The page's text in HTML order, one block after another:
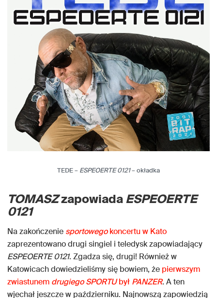
TEDE – ESPEOERTE 0121– okładka
TOMASZzapowiadaESPEOERTE
0121
Na zakończenie sportowegokoncertu w Kato
zaprezentowano drugi singiel i teledysk zapowiadający
ESPEOERTE 0121. Zgadza się, drugi! Również w
Katowicach dowiedzieliśmy się bowiem, że pierwszym
zwiastunem drugiego SPORTUbył PANZER. A ten
wjechał jeszcze w październiku. Najnowszą zapowiedzią